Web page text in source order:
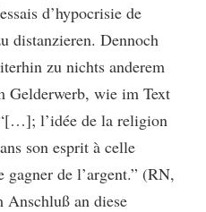
d’hypocrisie de
distanzieren. Dennoch
zu nichts anderem
Gelderwerb, wie im Text
l’idée de la religion
son esprit à celle
gagner de l’argent.” (RN,
an diese